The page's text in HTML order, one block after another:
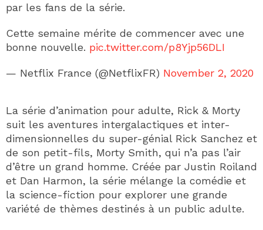
par les fans de la série.
Cette semaine mérite de commencer avec une
bonne nouvelle. pic.twitter.com/p8Yjp56DLI
— Netflix France (@NetflixFR) November 2, 2020
La série d’animation pour adulte, Rick & Morty
suit les aventures intergalactiques et inter-
dimensionnelles du super-génial Rick Sanchez et
de son petit-fils, Morty Smith, qui n’a pas l’air
d’être un grand homme. Créée par Justin Roiland
et Dan Harmon, la série mélange la comédie et
la science-fiction pour explorer une grande
variété de thèmes destinés à un public adulte.